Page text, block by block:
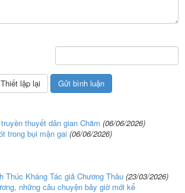
thuyết dân gian Chăm (06/06/2026)
trong bụi mận gai (06/06/2026)
Thúc Kháng Tác giả Chương Thâu (23/03/2026)
những câu chuyện bây giờ mới kể